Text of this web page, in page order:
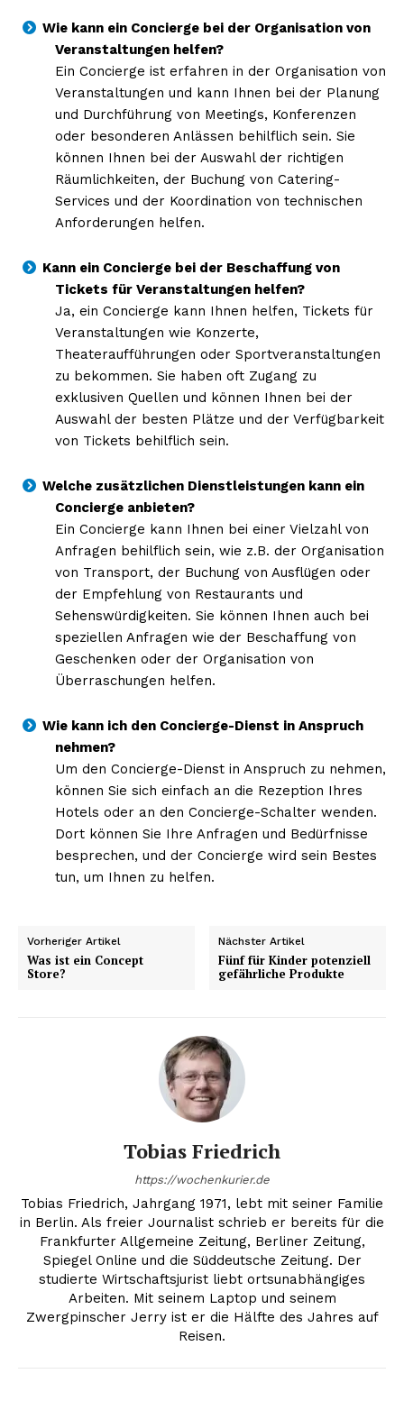
Inhalte
Wie kann ein Concierge bei der Organisation von
Veranstaltungen helfen?
Ein Concierge ist erfahren in der Organisation von
Veranstaltungen und kann Ihnen bei der Planung
und Durchführung von Meetings, Konferenzen
oder besonderen Anlässen behilflich sein. Sie
können Ihnen bei der Auswahl der richtigen
Räumlichkeiten, der Buchung von Catering-
Services und der Koordination von technischen
Anforderungen helfen.
Kann ein Concierge bei der Beschaffung von
Tickets für Veranstaltungen helfen?
Ja, ein Concierge kann Ihnen helfen, Tickets für
Veranstaltungen wie Konzerte,
Theateraufführungen oder Sportveranstaltungen
zu bekommen. Sie haben oft Zugang zu
exklusiven Quellen und können Ihnen bei der
Auswahl der besten Plätze und der Verfügbarkeit
von Tickets behilflich sein.
Welche zusätzlichen Dienstleistungen kann ein
Concierge anbieten?
Ein Concierge kann Ihnen bei einer Vielzahl von
Anfragen behilflich sein, wie z.B. der Organisation
von Transport, der Buchung von Ausflügen oder
der Empfehlung von Restaurants und
Sehenswürdigkeiten. Sie können Ihnen auch bei
speziellen Anfragen wie der Beschaffung von
Geschenken oder der Organisation von
Überraschungen helfen.
Wie kann ich den Concierge-Dienst in Anspruch
nehmen?
Um den Concierge-Dienst in Anspruch zu nehmen,
können Sie sich einfach an die Rezeption Ihres
Hotels oder an den Concierge-Schalter wenden.
Dort können Sie Ihre Anfragen und Bedürfnisse
besprechen, und der Concierge wird sein Bestes
tun, um Ihnen zu helfen.
Vorheriger Artikel
Was ist ein Concept
Store?
Nächster Artikel
Fünf für Kinder potenziell
gefährliche Produkte
Tobias Friedrich
https://wochenkurier.de
Tobias Friedrich, Jahrgang 1971, lebt mit seiner Familie
in Berlin. Als freier Journalist schrieb er bereits für die
Frankfurter Allgemeine Zeitung, Berliner Zeitung,
Spiegel Online und die Süddeutsche Zeitung. Der
studierte Wirtschaftsjurist liebt ortsunabhängiges
Arbeiten. Mit seinem Laptop und seinem
Zwergpinscher Jerry ist er die Hälfte des Jahres auf
Reisen.